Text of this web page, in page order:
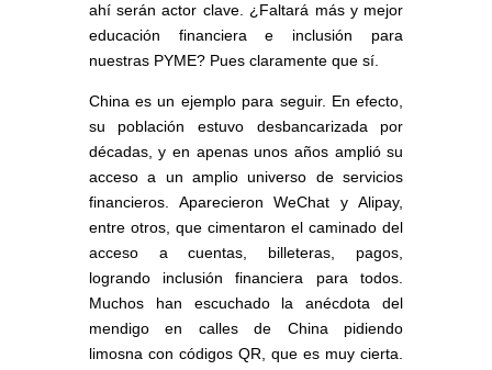
ahí serán actor clave. ¿Faltará más y mejor
educación financiera e inclusión para
nuestras PYME? Pues claramente que sí.
China es un ejemplo para seguir. En efecto,
su población estuvo desbancarizada por
décadas, y en apenas unos años amplió su
acceso a un amplio universo de servicios
financieros. Aparecieron WeChat y Alipay,
entre otros, que cimentaron el caminado del
acceso a cuentas, billeteras, pagos,
logrando inclusión financiera para todos.
Muchos han escuchado la anécdota del
mendigo en calles de China pidiendo
limosna con códigos QR, que es muy cierta.